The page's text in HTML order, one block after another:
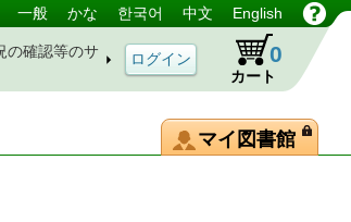
一般 かな 한국어 中文 English
の確認等のサ
カート
0
マイ図書館